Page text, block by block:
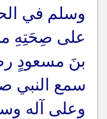
وسلم في
على صِحَتِهِ
بنَ مسعودٍ
سمع النبي
وعلى آله